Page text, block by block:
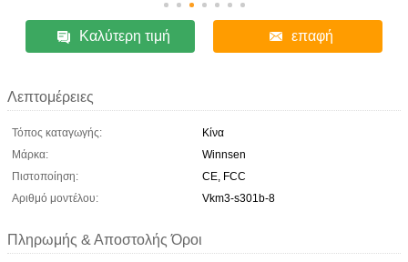
Καλύτερη τιμή επαφή
Λεπτομέρειες
Τόπος καταγωγής:
Κίνα
Μάρκα:
Winnsen
Πιστοποίηση:
CE, FCC
Αριθμό μοντέλου:
Vkm3-s301b-8
Πληρωμής & Αποστολής Όροι